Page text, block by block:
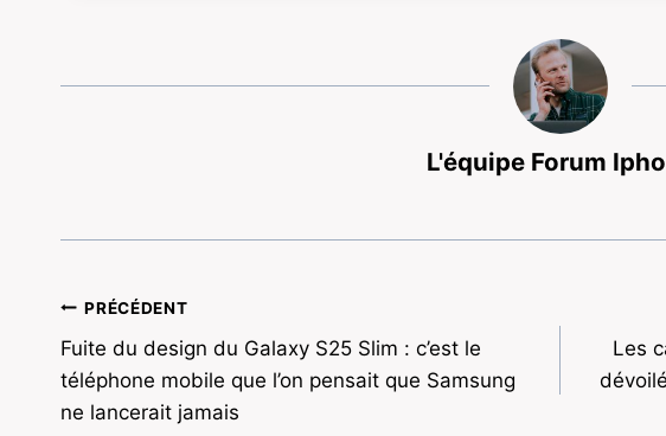
L'équipe Forum
Navigation
de
l’article
PRÉCÉDENT
Fuite du design du Galaxy S25 Slim : c’est le
téléphone mobile que l’on pensait que Samsung
ne lancerait jamais
Les